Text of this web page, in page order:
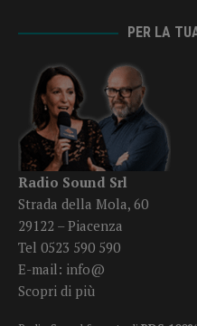
PER LA
Radio Sound Srl
Strada della Mola, 60
29122 – Piacenza
Tel 0523 590 590
E-mail: info@
Scopri di più